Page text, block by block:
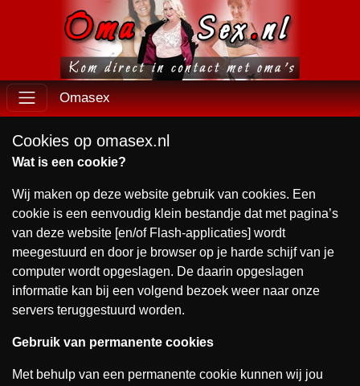
Omasex
Cookies op omasex.nl
Wat is een cookie?
Wij maken op deze website gebruik van cookies. Een
cookie is een eenvoudig klein bestandje dat met pagina’s
van deze website [en/of Flash-applicaties] wordt
meegestuurd en door je browser op je harde schijf van je
computer wordt opgeslagen. De daarin opgeslagen
informatie kan bij een volgend bezoek weer naar onze
servers teruggestuurd worden.
Gebruik van permanente cookies
Met behulp van een permanente cookie kunnen wij jou